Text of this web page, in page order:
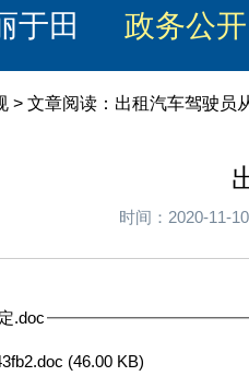
于田 政务公开
> 文章阅读：出租汽车驾驶员
时间：2020-11-
.doc
(46.00 KB)